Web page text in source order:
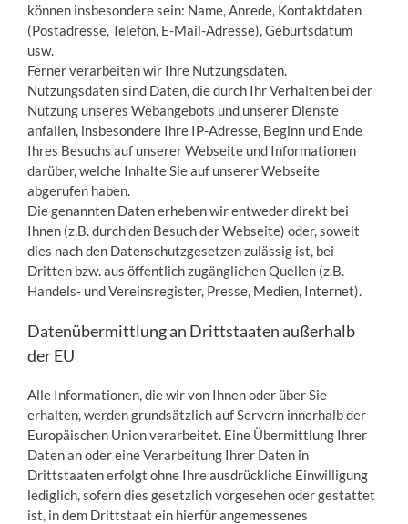
können insbesondere sein: Name, Anrede, Kontaktdaten
(Postadresse, Telefon, E-Mail-Adresse), Geburtsdatum
usw.
Ferner verarbeiten wir Ihre Nutzungsdaten.
Nutzungsdaten sind Daten, die durch Ihr Verhalten bei der
Nutzung unseres Webangebots und unserer Dienste
anfallen, insbesondere Ihre IP-Adresse, Beginn und Ende
Ihres Besuchs auf unserer Webseite und Informationen
darüber, welche Inhalte Sie auf unserer Webseite
abgerufen haben.
Die genannten Daten erheben wir entweder direkt bei
Ihnen (z.B. durch den Besuch der Webseite) oder, soweit
dies nach den Datenschutzgesetzen zulässig ist, bei
Dritten bzw. aus öffentlich zugänglichen Quellen (z.B.
Handels- und Vereinsregister, Presse, Medien, Internet).
Datenübermittlung an Drittstaaten außerhalb
der EU
Alle Informationen, die wir von Ihnen oder über Sie
erhalten, werden grundsätzlich auf Servern innerhalb der
Europäischen Union verarbeitet. Eine Übermittlung Ihrer
Daten an oder eine Verarbeitung Ihrer Daten in
Drittstaaten erfolgt ohne Ihre ausdrückliche Einwilligung
lediglich, sofern dies gesetzlich vorgesehen oder gestattet
ist, in dem Drittstaat ein hierfür angemessenes